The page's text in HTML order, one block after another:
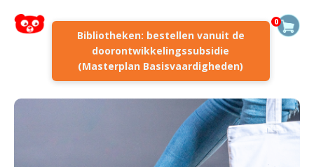
Bibliotheken: bestellen vanuit de
doorontwikkelingssubsidie
(Masterplan Basisvaardigheden)
0